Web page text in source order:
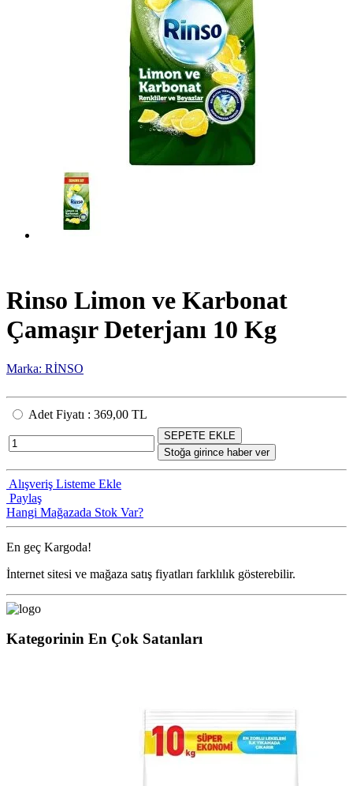
Rinso Limon ve Karbonat
Çamaşır Deterjanı 10 Kg
Marka: RİNSO
Adet Fiyatı : 369,00 TL
SEPETE EKLE
Stoğa girince haber ver
Alışveriş Listeme Ekle
Paylaş
Hangi Mağazada Stok Var?
En geç Kargoda!
İnternet sitesi ve mağaza satış fiyatları farklılık gösterebilir.
Kategorinin En Çok Satanları